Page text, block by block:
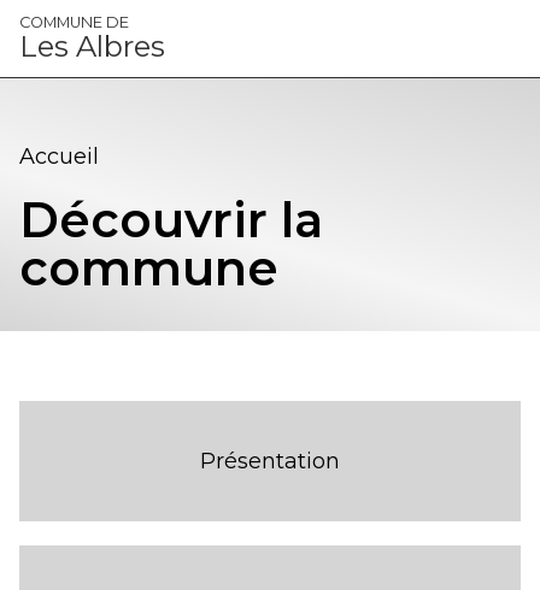
Panneau de gestion des cookies
COMMUNE DE
Les Albres
Accueil
Découvrir la
commune
Présentation